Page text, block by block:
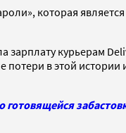
которая
курьерам
потери в этой